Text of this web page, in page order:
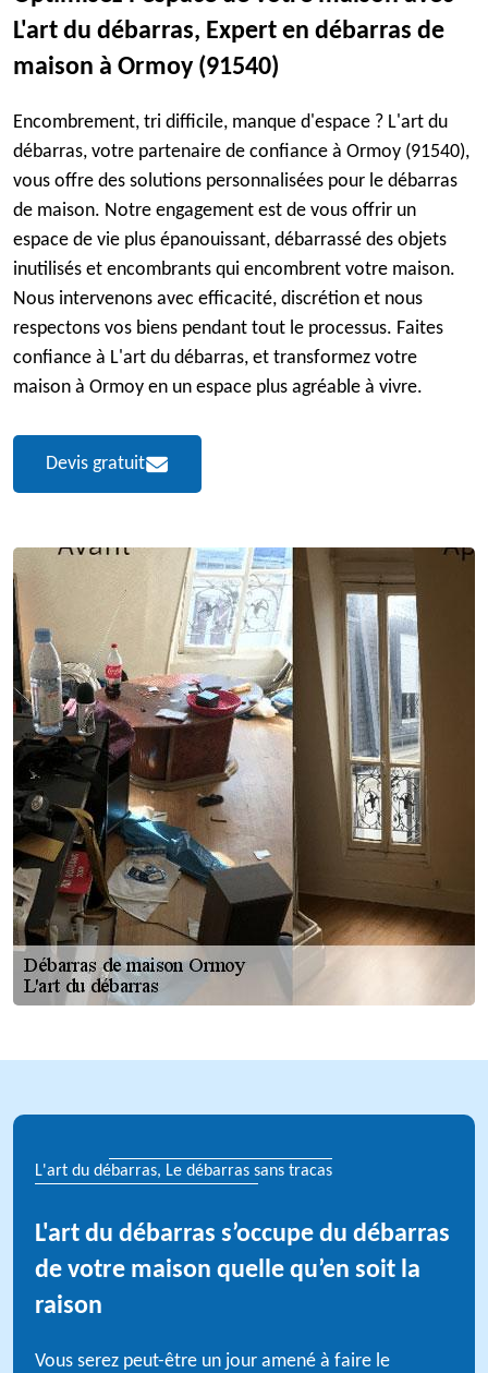
L'art du débarras, Expert en débarras de
maison à Ormoy (91540)
Encombrement, tri difficile, manque d'espace ? L'art du
débarras, votre partenaire de confiance à Ormoy (91540),
vous offre des solutions personnalisées pour le débarras
de maison. Notre engagement est de vous offrir un
espace de vie plus épanouissant, débarrassé des objets
inutilisés et encombrants qui encombrent votre maison.
Nous intervenons avec efficacité, discrétion et nous
respectons vos biens pendant tout le processus. Faites
confiance à L'art du débarras, et transformez votre
maison à Ormoy en un espace plus agréable à vivre.
Devis gratuit
L'art du débarras, Le débarras sans tracas
L'art du débarras s’occupe du débarras
de votre maison quelle qu’en soit la
raison
Vous serez peut-être un jour amené à faire le